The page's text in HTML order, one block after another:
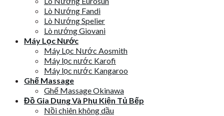
Lò Nướng Fandi
Lò Nướng Spelier
Lò nướng Giovani
Máy Lọc Nước
Máy Lọc Nước Aosmith
Máy lọc nước Karofi
Máy lọc nước Kangaroo
Ghế Massage
Ghế Massage Okinawa
Đồ Gia Dụng Và Phụ Kiện Tủ Bếp
Nồi chiên không dầu